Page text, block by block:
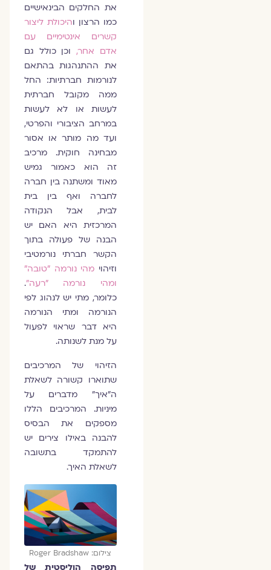
את החלקים הבינאישיים
כמו הרצון ו היכולת ליצור
קשרים אינטימיים עם
אדם אחר,וכן כולל גם
את ההתנהגות בהתאם
לנורמות חברתיות: החל
ממה מקובל חברתית
לעשות או לא לעשות
במרחב הציבורי והפרטי,
ועד מה מותר או אסור
מבחינה חוקית. מרכיב
זה הוא כאמור גמיש
מאוד ומשתנה בין חברה
לחברה ואף בין בית
לבית, אבל הנקודה
המרכזית היא האם יש
הבנה של פעולה בתוך
הקשר חברתי נורמטיבי
וזיהוימהי נורמה "טובה"
ומהי נורמה "רעה".
כלומר, מתי יש לנהוג לפי
הנורמה ומתי הנורמה
היא דבר שראוי לפעול
על מנת לשנותה.
הזיהוי של המרכיבים
שתוארו קשורה לשאלת
ה"איך" מדברים על
מיניות. המרכיבים הללו
מספקים את הבסיס
להבנה באילו צירים יש
להתמקד בתשובה
לשאלת האיך.
צילום: Roger Bradshaw
תפיסה הוליסטית של